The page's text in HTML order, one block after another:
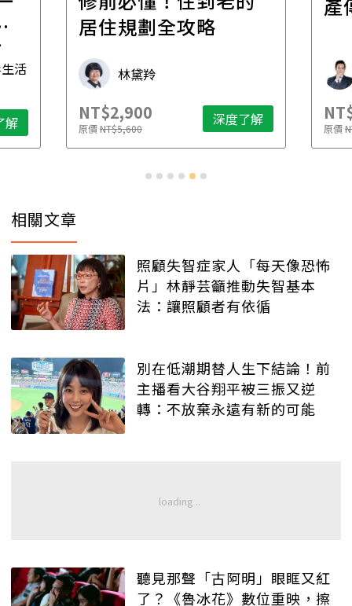
活
解
居住規劃全攻略
林黛羚
NT$2,900
原價NT$5,600 深度了解
產
原價
相關文章
照顧失智症家人「每天像恐怖
片」林靜芸籲推動失智基本
法：讓照顧者有依循
別在低潮期替人生下結論！前
主播看大谷翔平被三振又逆
轉：不放棄永遠有新的可能
聽見那聲「古阿明」眼眶又紅
了？《魯冰花》數位重映，擦